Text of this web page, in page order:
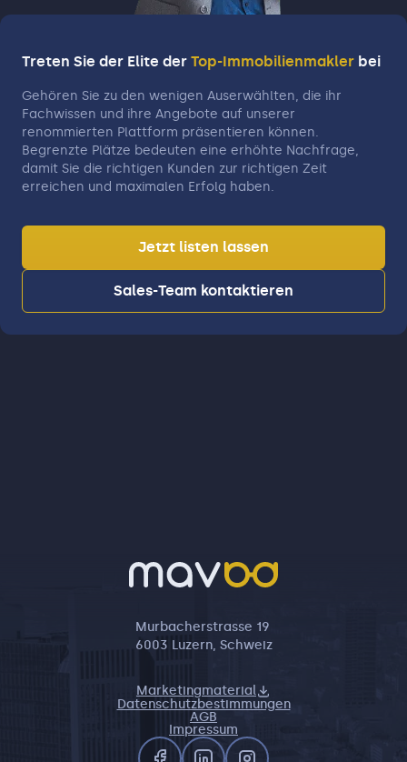
Treten Sie der Elite der Top-Immobilienmakler bei
Gehören Sie zu den wenigen Auserwählten, die ihr
Fachwissen und ihre Angebote auf unserer
renommierten Plattform präsentieren können.
Begrenzte Plätze bedeuten eine erhöhte Nachfrage,
damit Sie die richtigen Kunden zur richtigen Zeit
erreichen und maximalen Erfolg haben.
Jetzt listen lassen
Sales-Team kontaktieren
Murbacherstrasse 19
6003 Luzern, Schweiz
Marketingmaterial
Datenschutzbestimmungen
AGB
Impressum